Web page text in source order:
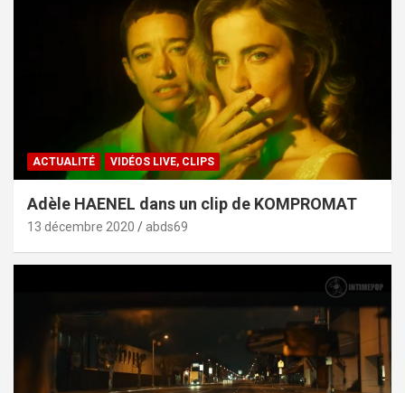
ACTUALITÉ VIDÉOS LIVE, CLIPS
Adèle HAENEL dans un clip de KOMPROMAT
13 décembre 2020 abds69